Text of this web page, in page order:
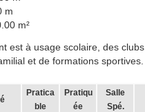
m
m²
est à usage scolaire, des clubs,
et de formations sportives.
Pratica
ble
Pratiqu
ée
Salle
Spé.